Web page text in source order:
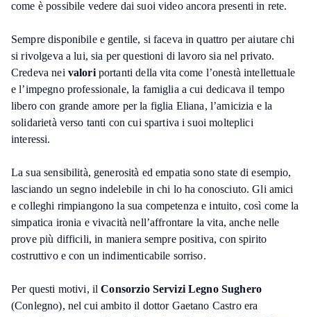
come è possibile vedere dai suoi video ancora presenti in rete.
Sempre disponibile e gentile, si faceva in quattro per aiutare chi
si rivolgeva a lui, sia per questioni di lavoro sia nel privato.
Credeva nei valori portanti della vita come l’onestà intellettuale
e l’impegno professionale, la famiglia a cui dedicava il tempo
libero con grande amore per la figlia Eliana, l’amicizia e la
solidarietà verso tanti con cui spartiva i suoi molteplici
interessi.
La sua sensibilità, generosità ed empatia sono state di esempio,
lasciando un segno indelebile in chi lo ha conosciuto. Gli amici
e colleghi rimpiangono la sua competenza e intuito, così come la
simpatica ironia e vivacità nell’affrontare la vita, anche nelle
prove più difficili, in maniera sempre positiva, con spirito
costruttivo e con un indimenticabile sorriso.
Per questi motivi, ilConsorzio Servizi Legno Sughero
(Conlegno), nel cui ambito il dottor Gaetano Castro era